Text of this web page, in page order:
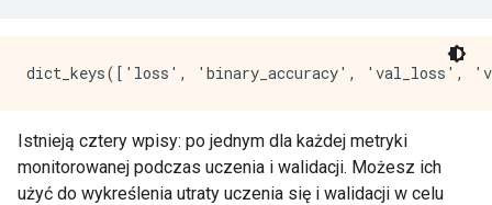
Istnieją cztery wpisy: po jednym dla każdej metryki
monitorowanej podczas uczenia i walidacji. Możesz ich
użyć do wykreślenia utraty uczenia się i walidacji w celu